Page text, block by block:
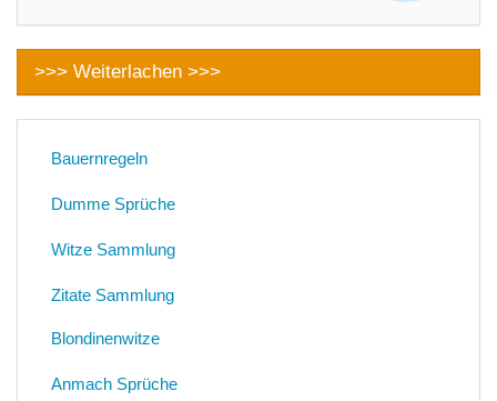
>>> Weiterlachen >>>
Bauernregeln
Dumme Sprüche
Witze Sammlung
Zitate Sammlung
Blondinenwitze
Anmach Sprüche